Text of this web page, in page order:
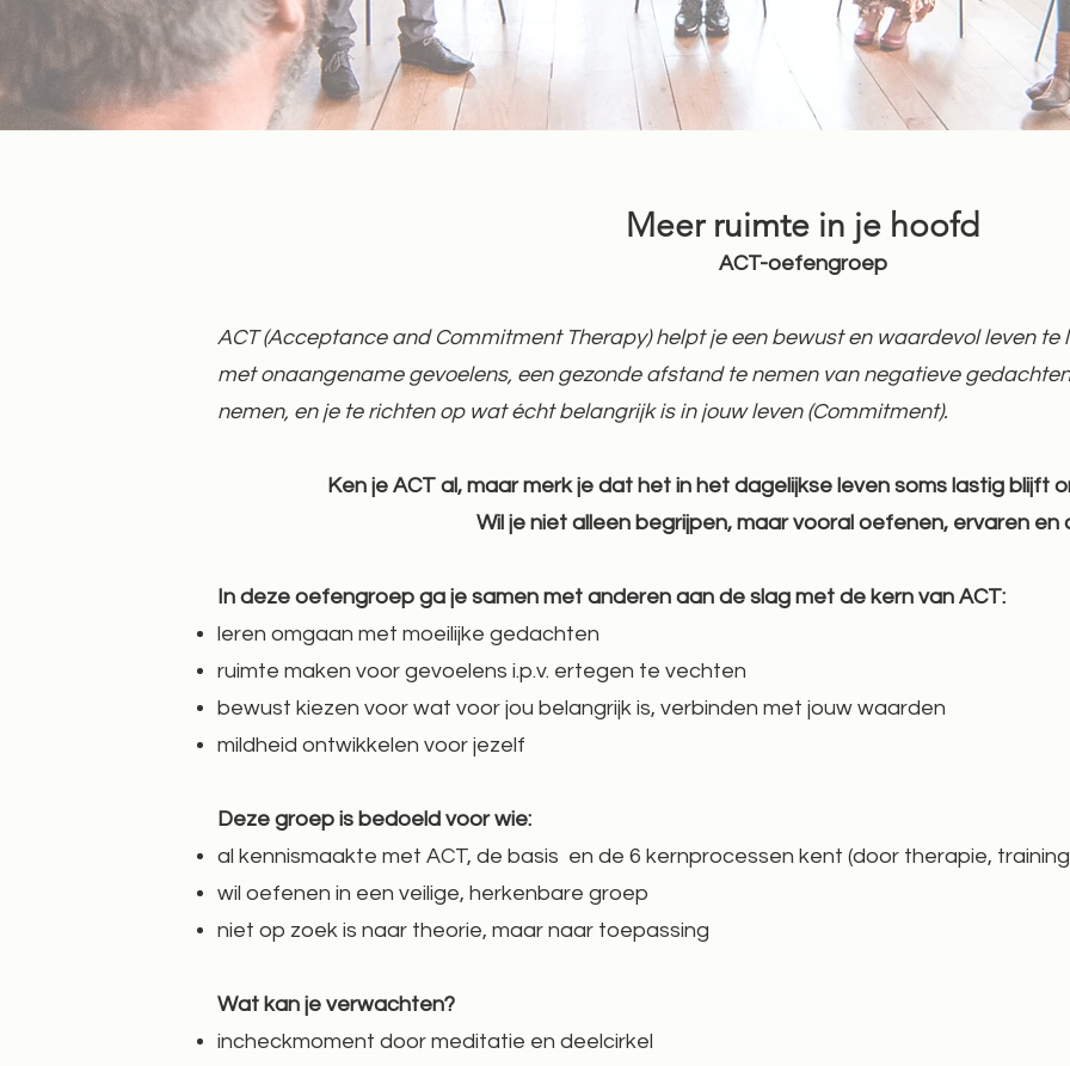
Meer ruimte in je hoofd
ACT-oefengroep
ACT (Acceptance and Commitment Therapy) helpt je een bewust en waardevol leven te
met onaangename gevoelens, een gezonde afstand te nemen van negatieve
nemen, en je te richten op wat écht belangrijk is in jouw leven (Commitment).
Ken je ACT al, maar merk je dat het in het dagelijkse leven soms lastig blijft
Wil je niet alleen begrijpen, maar vooral oefenen, ervaren en
In deze oefengroep ga je samen met anderen aan de slag met de kern van ACT:
leren omgaan met moeilijke gedachten
ruimte maken voor gevoelens i.p.v. ertegen te vechten
bewust kiezen voor wat voor jou belangrijk is, verbinden met jouw waarden
mildheid ontwikkelen voor jezelf
Deze groep is bedoeld voor wie:
al kennismaakte met ACT, de basis en de 6 kernprocessen kent (door therapie,
wil oefenen in een veilige, herkenbare groep
niet op zoek is naar theorie, maar naar toepassing
Wat kan je verwachten?
incheckmoment door meditatie en deelcirkel